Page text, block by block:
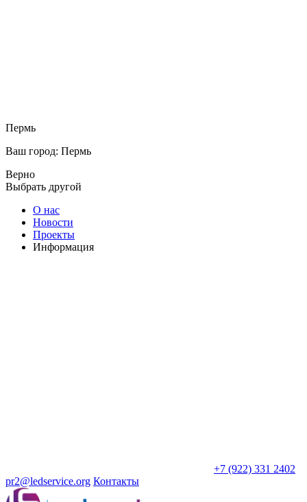
Пермь
Ваш город: Пермь
Верно
Выбрать другой
О нас
Новости
Проекты
Информация
+7 (922) 331 2402
pr2@ledservice.org Контакты